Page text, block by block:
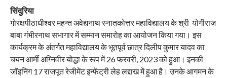
सिंदुरिया
गोरक्षपीठाधीश्वर महन्त अवेद्यनाथ स्नातकोत्तर महाविद्यालय के श्री योगीराज
बाबा गंभीरनाथ सभागार में सम्मान समारोह का आयोजन किया गया। इस
कार्यक्रम के अंतर्गत महाविद्यालय के भूतपूर्व छात्र दिलीप कुमार यादव का
चयन आर्मी अग्निवीर योद्धा के रूप में 26 फरवरी, 2023 को हुआ। इनकी
जॉइनिंग 17 राजपूत रेजीमेंट इन्फेंट्री लेह लद्दाख में हुआ है। उनके आगमन के